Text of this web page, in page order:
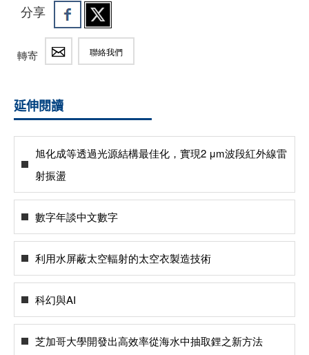
分享
轉寄 聯絡我們
延伸閱讀
旭化成等透過光源結構最佳化，實現2 μm波段紅外線雷
射振盪
數字年談中文數字
利用水屏蔽太空輻射的太空衣製造技術
科幻與AI
芝加哥大學開發出高效率從海水中抽取鋰之新方法